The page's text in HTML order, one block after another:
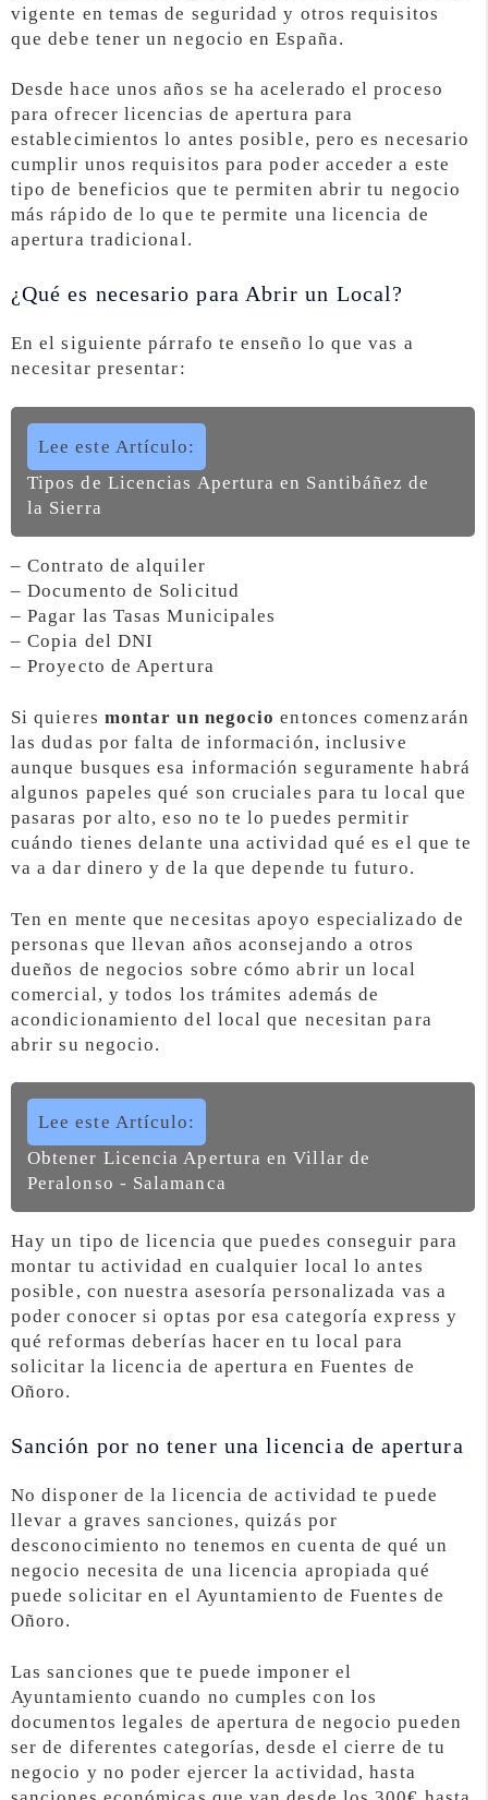
vigente en temas de seguridad y otros requisitos
que debe tener un negocio en España.
Desde hace unos años se ha acelerado el proceso
para ofrecer licencias de apertura para
establecimientos lo antes posible, pero es necesario
cumplir unos requisitos para poder acceder a este
tipo de beneficios que te permiten abrir tu negocio
más rápido de lo que te permite una licencia de
apertura tradicional.
¿Qué es necesario para Abrir un Local?
En el siguiente párrafo te enseño lo que vas a
necesitar presentar:
Lee este Artículo:
Tipos de Licencias Apertura en Santibáñez de
la Sierra
– Contrato de alquiler
– Documento de Solicitud
– Pagar las Tasas Municipales
– Copia del DNI
– Proyecto de Apertura
Si quieres montar un negocio entonces comenzarán
las dudas por falta de información, inclusive
aunque busques esa información seguramente habrá
algunos papeles qué son cruciales para tu local que
pasaras por alto, eso no te lo puedes permitir
cuándo tienes delante una actividad qué es el que te
va a dar dinero y de la que depende tu futuro.
Ten en mente que necesitas apoyo especializado de
personas que llevan años aconsejando a otros
dueños de negocios sobre cómo abrir un local
comercial, y todos los trámites además de
acondicionamiento del local que necesitan para
abrir su negocio.
Lee este Artículo:
Obtener Licencia Apertura en Villar de
Peralonso - Salamanca
Hay un tipo de licencia que puedes conseguir para
montar tu actividad en cualquier local lo antes
posible, con nuestra asesoría personalizada vas a
poder conocer si optas por esa categoría express y
qué reformas deberías hacer en tu local para
solicitar la licencia de apertura en Fuentes de
Oñoro.
Sanción por no tener una licencia de apertura
No disponer de la licencia de actividad te puede
llevar a graves sanciones, quizás por
desconocimiento no tenemos en cuenta de qué un
negocio necesita de una licencia apropiada qué
puede solicitar en el Ayuntamiento de Fuentes de
Oñoro.
Las sanciones que te puede imponer el
Ayuntamiento cuando no cumples con los
documentos legales de apertura de negocio pueden
ser de diferentes categorías, desde el cierre de tu
negocio y no poder ejercer la actividad, hasta